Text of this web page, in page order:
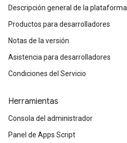
Descripción general de la plataforma
Productos para desarrolladores
Notas de la versión
Asistencia para desarrolladores
Condiciones del Servicio
Herramientas
Consola del administrador
Panel de Apps Script